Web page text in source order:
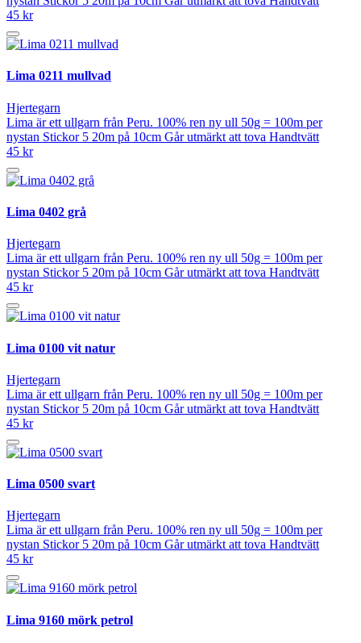
45 kr
Lima 0211 mullvad
Hjertegarn
Lima är ett ullgarn från Peru. 100% ren ny ull 50g = 100m per
nystan Stickor 5 20m på 10cm Går utmärkt att tova Handtvätt
45 kr
Lima 0402 grå
Hjertegarn
Lima är ett ullgarn från Peru. 100% ren ny ull 50g = 100m per
nystan Stickor 5 20m på 10cm Går utmärkt att tova Handtvätt
45 kr
Lima 0100 vit natur
Hjertegarn
Lima är ett ullgarn från Peru. 100% ren ny ull 50g = 100m per
nystan Stickor 5 20m på 10cm Går utmärkt att tova Handtvätt
45 kr
Lima 0500 svart
Hjertegarn
Lima är ett ullgarn från Peru. 100% ren ny ull 50g = 100m per
nystan Stickor 5 20m på 10cm Går utmärkt att tova Handtvätt
45 kr
Lima 9160 mörk petrol